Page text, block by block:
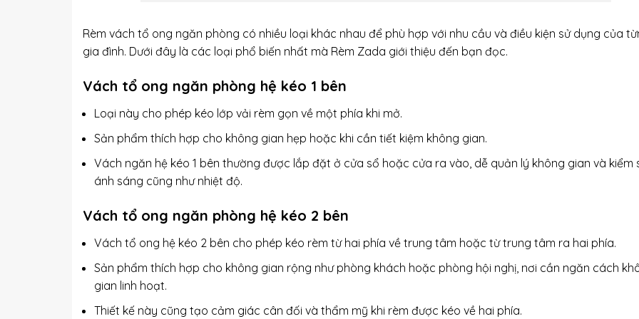
Rèm vách tổ ong ngăn phòng có nhiều loại khác nhau để phù hợp với nhu cầu và điều kiện sử dụng của
gia đình. Dưới đây là các loại phổ biến nhất mà Rèm Zada giới thiệu đến bạn đọc.
Vách tổ ong ngăn phòng hệ kéo 1 bên
Loại này cho phép kéo lớp vải rèm gọn về một phía khi mở.
Sản phẩm thích hợp cho không gian hẹp hoặc khi cần tiết kiệm không gian.
Vách ngăn hệ kéo 1 bên thường được lắp đặt ở cửa sổ hoặc cửa ra vào, dễ quản lý không gian và kiểm
ánh sáng cũng như nhiệt độ.
Vách tổ ong ngăn phòng hệ kéo 2 bên
Vách tổ ong hệ kéo 2 bên cho phép kéo rèm từ hai phía về trung tâm hoặc từ trung tâm ra hai phía.
Sản phẩm thích hợp cho không gian rộng như phòng khách hoặc phòng hội nghị, nơi cần ngăn cách
gian linh hoạt.
Thiết kế này cũng tạo cảm giác cân đối và thẩm mỹ khi rèm được kéo về hai phía.